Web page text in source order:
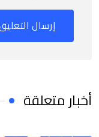
أخبار متعلقة